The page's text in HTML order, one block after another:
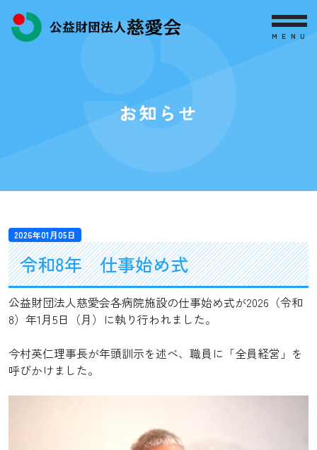
MENU
お知らせ
2026年01月05日
令和8年 仕事始め式
公益財団法人慈愛会各病院施設の仕事始め式が2026（令和
8）年1月5日（月）に執り行われました。
今村英仁理事長が年頭訓示を述べ、職員に「全員経営」を
呼びかけました。